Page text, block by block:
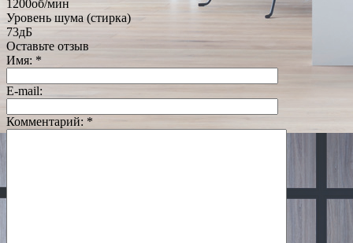
1200об/мин
Уровень шума (стирка)
73дБ
Оставьте отзыв
Имя: *
E-mail:
Комментарий: *